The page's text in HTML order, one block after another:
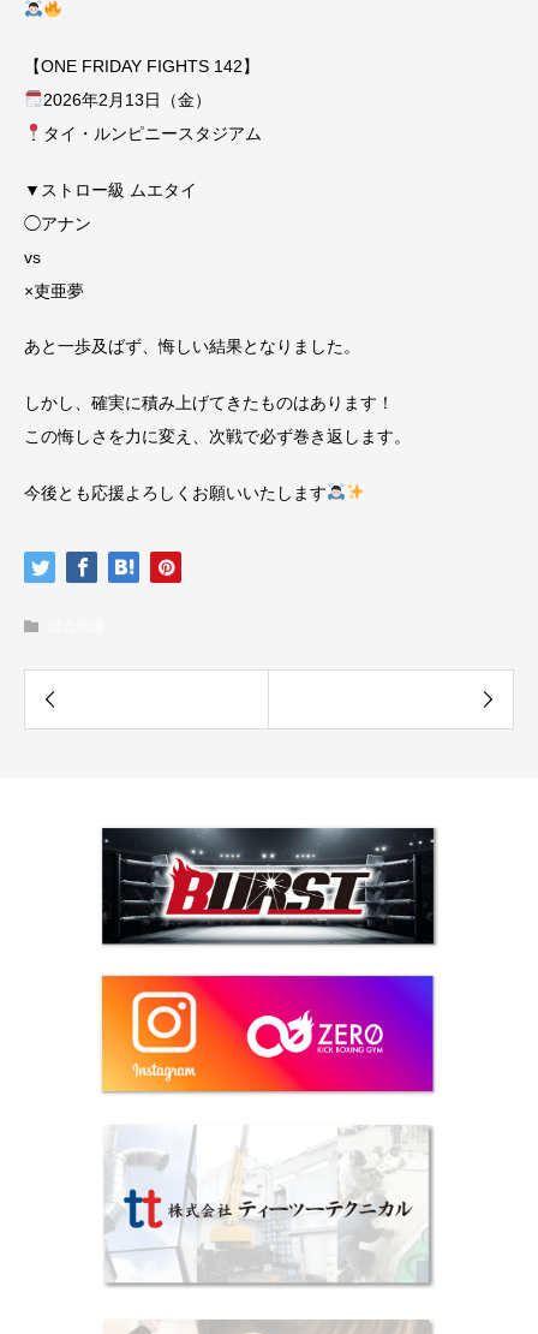
【ONE FRIDAY FIGHTS 142】
2026年2月13日（金）
タイ・ルンピニースタジアム
▼ストロー級 ムエタイ
◯アナン
vs
×吏亜夢
あと一歩及ばず、悔しい結果となりました。
しかし、確実に積み上げてきたものはあります！
この悔しさを力に変え、次戦で必ず巻き返します。
今後とも応援よろしくお願いいたします